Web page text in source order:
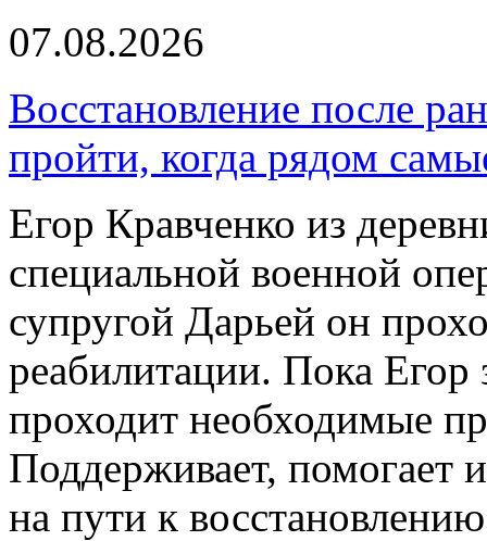
07.08.2026
Восстановление после
пройти, когда рядом
Егор Кравченко из
специальной военной
супругой Дарьей он
реабилитации. Пока Егор
проходит необходимые
Поддерживает, помогает
на пути к